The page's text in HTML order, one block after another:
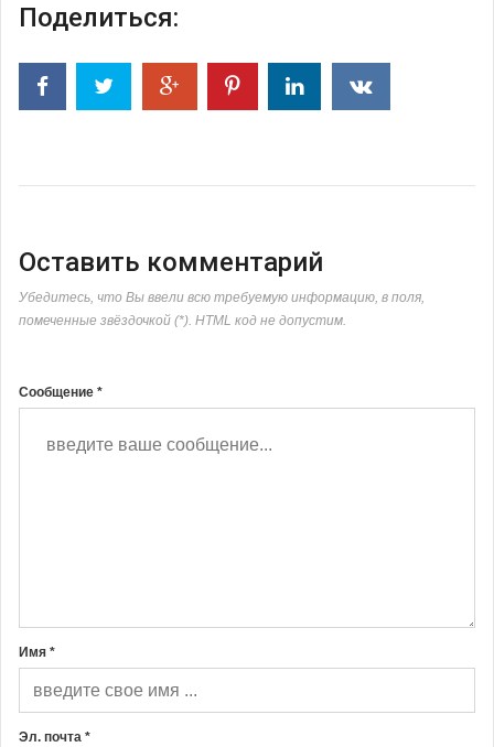
Поделиться:
Оставить комментарий
Убедитесь, что Вы ввели всю требуемую информацию, в поля,
помеченные звёздочкой (*). HTML код не допустим.
Сообщение *
Имя *
Эл. почта *